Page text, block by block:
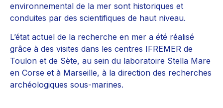
environnemental de la mer sont historiques et
conduites par des scientifiques de haut niveau.
L’état actuel de la recherche en mer a été réalisé
grâce à des visites dans les centres IFREMER de
Toulon et de Sète, au sein du laboratoire Stella Mare
en Corse et à Marseille, à la direction des recherches
archéologiques sous-marines.